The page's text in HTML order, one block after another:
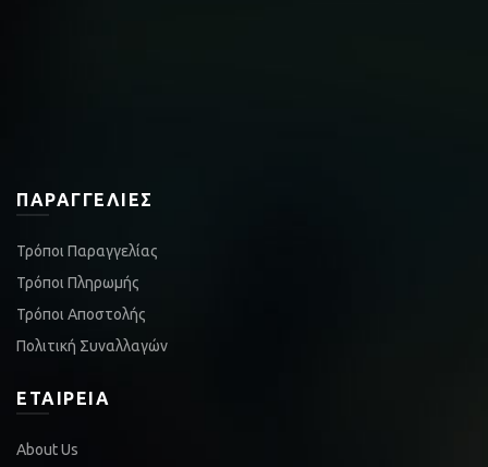
ΠΑΡΑΓΓΕΛΊΕΣ
Τρόποι Παραγγελίας
Τρόποι Πληρωμής
Τρόποι Αποστολής
Πολιτική Συναλλαγών
ΕΤΑΙΡΕΊΑ
About Us